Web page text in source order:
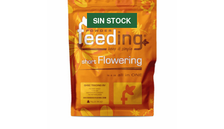
SIN STOCK